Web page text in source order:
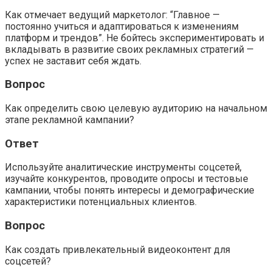
Как отмечает ведущий маркетолог: “Главное —
постоянно учиться и адаптироваться к изменениям
платформ и трендов”. Не бойтесь экспериментировать и
вкладывать в развитие своих рекламных стратегий —
успех не заставит себя ждать.
Вопрос
Как определить свою целевую аудиторию на начальном
этапе рекламной кампании?
Ответ
Используйте аналитические инструменты соцсетей,
изучайте конкурентов, проводите опросы и тестовые
кампании, чтобы понять интересы и демографические
характеристики потенциальных клиентов.
Вопрос
Как создать привлекательный видеоконтент для
соцсетей?